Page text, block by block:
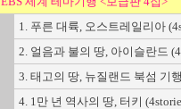
1. 푸른 대륙, 오스트레일리아
2. 얼음과 불의 땅, 아이슬란드
3. 태고의 땅, 뉴질랜드 북섬 기
4. 1만 년 역사의 땅, 터키